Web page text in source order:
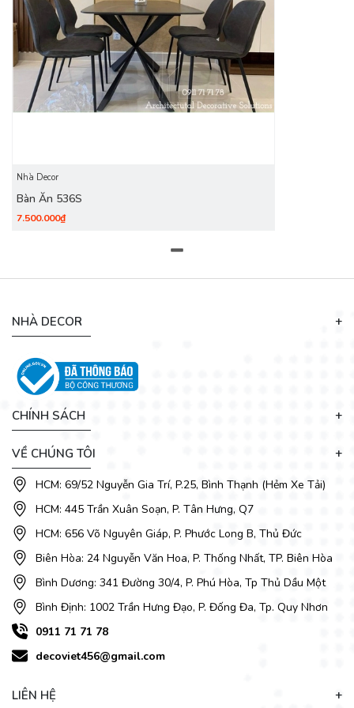
Decoviet chuyên cung cấp
nhà hàng, quán ăn, mẫu mã đẹp, chất lượng tốt, giá cả hợp lý
.... Chọn lựa bàn ăn cho gia đình là một việc hết sức quan
trọng vì thế cần phải cân nhắc trước khi quyết định. Nếu bạn
vẫn còn đắn đo trong vấn đề lựa chọn sản phẩm bàn ăn ghế
ăn phù hợp thì hãy liên hệ ngay với chúng tôi để được tư vấn
và giải đáp thắc mắc nhé.
Nhà Decor
Bàn Ăn 536S
7.500.000₫
NHÀ DECOR
CHÍNH SÁCH
VỀ CHÚNG TÔI
HCM: 69/52 Nguyễn Gia Trí, P.25, Bình Thạnh (Hẻm Xe Tải)
HCM: 445 Trần Xuân Soạn, P. Tân Hưng, Q7
HCM: 656 Võ Nguyên Giáp, P. Phước Long B, Thủ Đức
Biên Hòa: 24 Nguyễn Văn Hoa, P. Thống Nhất, TP. Biên Hòa
Bình Dương: 341 Đường 30/4, P. Phú Hòa, Tp Thủ Dầu Một
Bình Định: 1002 Trần Hưng Đạo, P. Đống Đa, Tp. Quy Nhơn
0911 71 71 78
decoviet456@gmail.com
LIÊN HỆ